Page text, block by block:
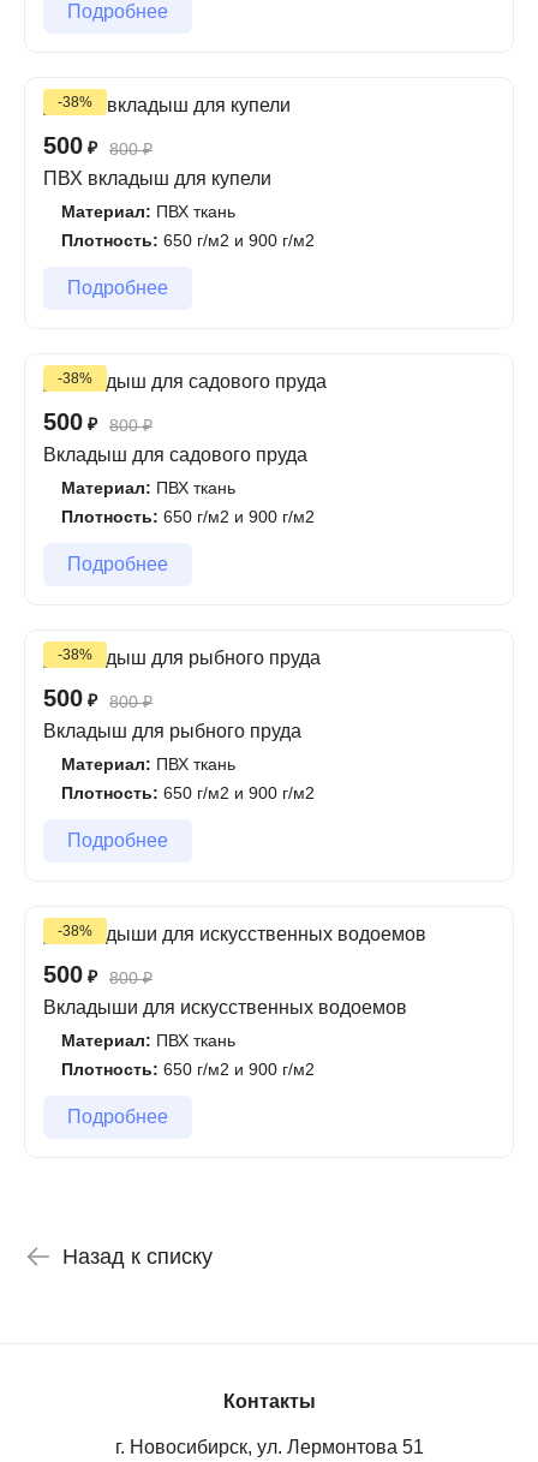
Подробнее
-38%
500 ₽ 800₽
ПВХ вкладыш для купели
Материал: ПВХ ткань
Плотность: 650 г/м2 и 900 г/м2
Подробнее
-38%
500 ₽ 800₽
Вкладыш для садового пруда
Материал: ПВХ ткань
Плотность: 650 г/м2 и 900 г/м2
Подробнее
-38%
500 ₽ 800₽
Вкладыш для рыбного пруда
Материал: ПВХ ткань
Плотность: 650 г/м2 и 900 г/м2
Подробнее
-38%
500 ₽ 800₽
Вкладыши для искусственных водоемов
Материал: ПВХ ткань
Плотность: 650 г/м2 и 900 г/м2
Подробнее
Назад к списку
Контакты
г. Новосибирск, ул. Лермонтова 51